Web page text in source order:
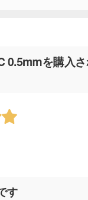
0.5mmを購入
す